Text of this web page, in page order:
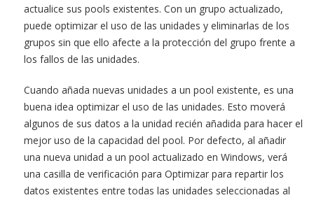
actualice sus pools existentes. Con un grupo actualizado,
puede optimizar el uso de las unidades y eliminarlas de los
grupos sin que ello afecte a la protección del grupo frente a
los fallos de las unidades.
Cuando añada nuevas unidades a un pool existente, es una
buena idea optimizar el uso de las unidades. Esto moverá
algunos de sus datos a la unidad recién añadida para hacer el
mejor uso de la capacidad del pool. Por defecto, al añadir
una nueva unidad a un pool actualizado en Windows, verá
una casilla de verificación para Optimizar para repartir los
datos existentes entre todas las unidades seleccionadas al